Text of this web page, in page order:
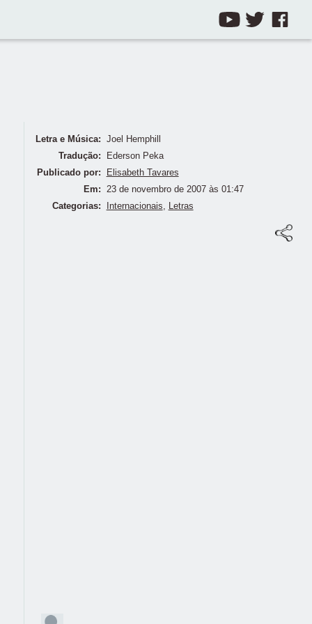
Letra e Música: Joel Hemphill
Tradução:
Ederson Peka
Publicado por:
Elisabeth Tavares
Em: 23 de novembro de 2007 às 01:47
Categorias:
Internacionais, Letras